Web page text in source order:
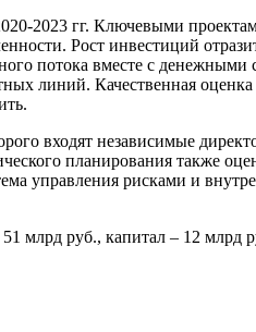
2023 гг. Ключевыми
Рост инвестиций
потока вместе с денежными
линий. Качественная оценка
входят независимые
планирования также
управления рисками и
руб., капитал – 12 млрд